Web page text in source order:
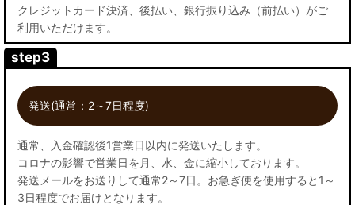
クレジットカード決済、後払い、銀行振り込み（前払い）がご
利用いただけます。
step3
発送(通常：2～7日程度)
通常、入金確認後1営業日以内に発送いたします。
コロナの影響で営業日を月、水、金に縮小しております。
発送メールをお送りして通常2～7日。お急ぎ便を使用すると1～
3日程度でお届けとなります。